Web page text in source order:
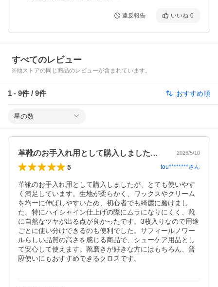
違反報告 いいね 0
すべてのレビュー
※他ストアの同じ商品のレビューが含まれています。
1 - 9件 / 9件 おすすめ順
星の数
革靴のお手入れ用として購入しましたが、… 2026/5/10
5 tou********さん
革靴のお手入れ用として購入しましたが、とても使いやす
く満足しています。生地が柔らかく、ワックスやクリーム
を均一に伸ばしやすいため、初心者でも綺麗に磨けまし
た。特にハイシャイン仕上げの際にムラになりにくく、靴
に自然なツヤが出る点が良かったです。3枚入りなので用途
ごとに使い分けできるのも便利でした。サフィールノワー
ルらしい品質の高さを感じる商品で、シューケア用品とし
て安心して使えます。靴磨きが好きな方にはもちろん、普
段使いにもおすすめできるクロスです。